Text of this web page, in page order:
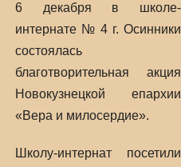
6 декабря в школе-
интернате № 4 г. Осинники
состоялась
благотворительная акция
Новокузнецкой епархии
«Вера и милосердие».
Школу-интернат посетили